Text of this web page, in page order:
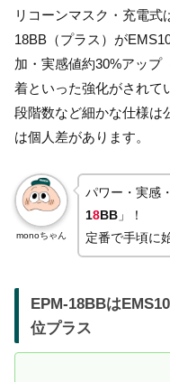
リコーンマスク・充電
18BB（プラス）が
加・実感値約30%アップ
着といった強化がされて
段階数など細かな仕様は
は個人差があります。
monoちゃん
パワー・実感
18BB 」！
定番で手頃に
EPM-18BBは
位プラス